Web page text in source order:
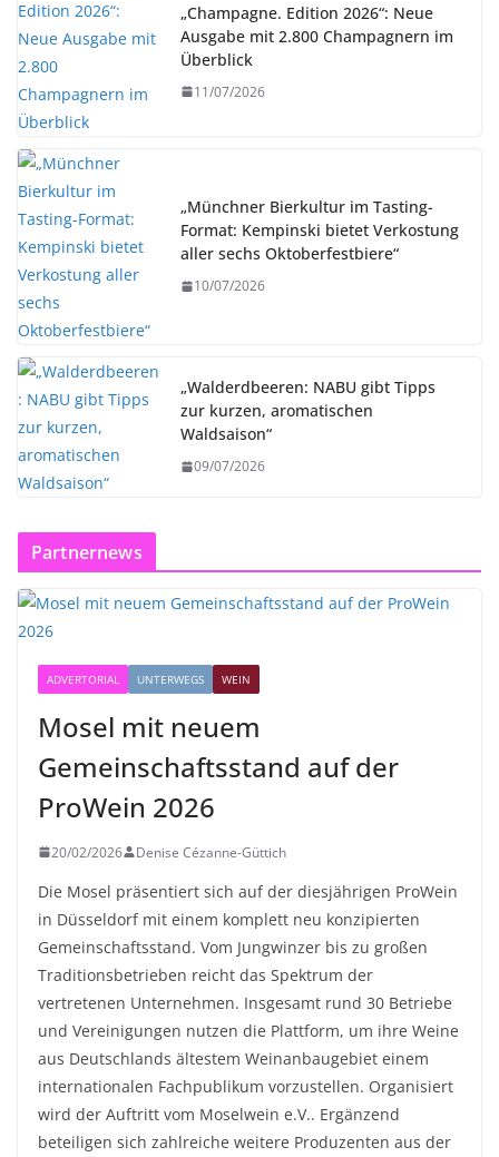
„Champagne. Edition 2026“: Neue
Ausgabe mit 2.800 Champagnern im
Überblick
11/07/2026
„Münchner Bierkultur im Tasting-
Format: Kempinski bietet Verkostung
aller sechs Oktoberfestbiere“
10/07/2026
„Walderdbeeren: NABU gibt Tipps
zur kurzen, aromatischen
Waldsaison“
09/07/2026
Partnernews
ADVERTORIAL UNTERWEGS WEIN
Mosel mit neuem
Gemeinschaftsstand auf der
ProWein 2026
20/02/2026 Denise Cézanne-Güttich
Die Mosel präsentiert sich auf der diesjährigen ProWein
in Düsseldorf mit einem komplett neu konzipierten
Gemeinschaftsstand. Vom Jungwinzer bis zu großen
Traditionsbetrieben reicht das Spektrum der
vertretenen Unternehmen. Insgesamt rund 30 Betriebe
und Vereinigungen nutzen die Plattform, um ihre Weine
aus Deutschlands ältestem Weinanbaugebiet einem
internationalen Fachpublikum vorzustellen. Organisiert
wird der Auftritt vom Moselwein e.V.. Ergänzend
beteiligen sich zahlreiche weitere Produzenten aus der